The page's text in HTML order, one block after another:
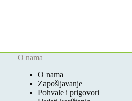
O nama
O nama
Zapošljavanje
Pohvale i prigovori